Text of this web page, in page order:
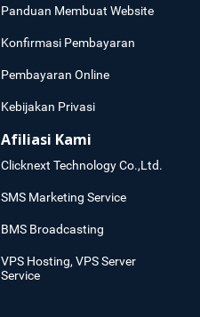
Panduan Membuat Website
Konfirmasi Pembayaran
Pembayaran Online
Kebijakan Privasi
Afiliasi Kami
Clicknext Technology Co.,Ltd.
SMS Marketing Service
BMS Broadcasting
VPS Hosting, VPS Server
Service